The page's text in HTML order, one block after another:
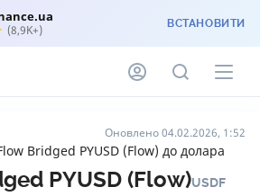
(8,9K+) ВСТАНОВИТИ
Оновлено 04.02.2026, 1:52
Bridged PYUSD (Flow) до долара
PYUSD (Flow)USDF